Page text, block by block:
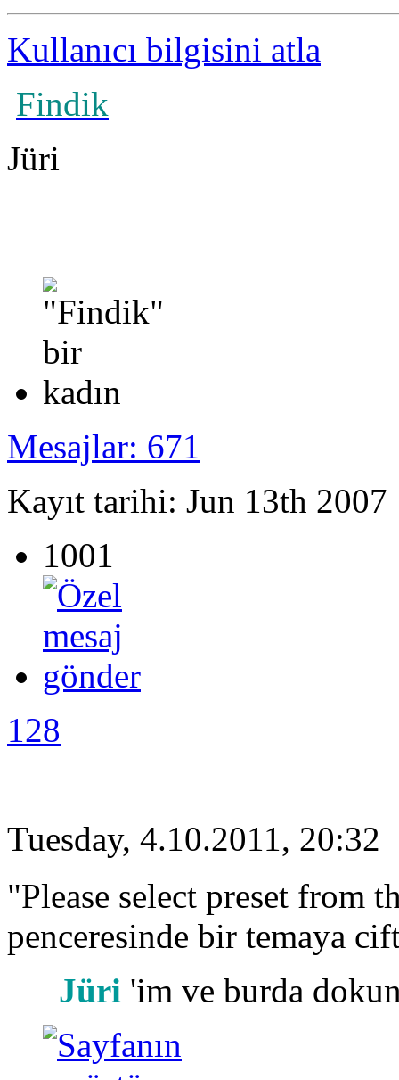
Kullanıcı bilgisini atla
Findik
Jüri
Mesajlar: 671
Kayıt tarihi: Jun 13th 2007
1001
128
Tuesday, 4.10.2011, 20:32
"Please select preset from
penceresinde bir temaya
Jüri 'im ve burda